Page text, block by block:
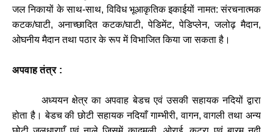
जल निकायों के साथ-साथ,विविध भूआकृतिक इकाईयों नामत:संरचनात्मक
कटक/घाटी, अनाच्छादित कटक/घाटी,पेडिमेंट,पेडिप्लेन,जलोढ़ मैदान,
ओघनीय मैदान तथा पठार के रूप में विभाजित किया जा सकता है।
अपवाह तंत्र :
अध्ययन क्षेत्र का अपवाह बेडच एवं उसकी सहायक नदियों द्वारा
होता है। बेडच की छोटी सहायक नदियाँ गाम्भीरी,वागन,वागली तथा अन्य